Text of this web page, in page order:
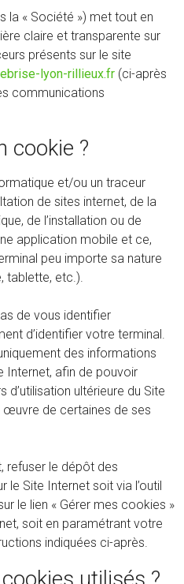
la « Société ») met tout en
claire et transparente sur
présents sur le site
lyon-rillieux.fr (ci-après
communications
cookie ?
et/ou un traceur
de sites internet, de la
de l’installation ou de
application mobile et ce,
peu importe sa nature
tablette, etc.).
de vous identifier
d’identifier votre terminal.
des informations
Internet, afin de pouvoir
ultérieure du Site
œuvre de certaines de ses
refuser le dépôt des
Site Internet soit via l’outil
le lien « Gérer mes cookies »
soit en paramétrant votre
indiquées ci-après.